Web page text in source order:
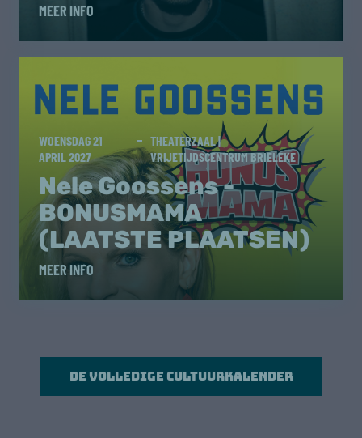
MEER INFO
WOENSDAG 21
APRIL 2027
THEATERZAAL |
VRIJETIJDSCENTRUM BRIELEKE
Nele Goossens -
BONUSMAMA
(LAATSTE PLAATSEN)
MEER INFO
De volledige cultuurkalender